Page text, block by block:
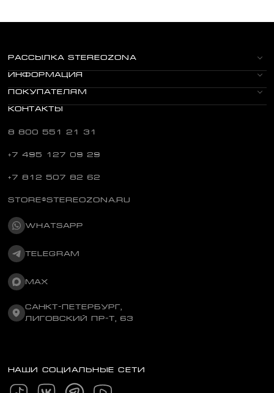
РАССЫЛКА STEREOZONA
ИНФОРМАЦИЯ
ПОКУПАТЕЛЯМ
КОНТАКТЫ
8 800 551 21 31
+7 495 127 09 29
+7 812 507 82 62
STORE@STEREOZONA.RU
WHATSAPP
TELEGRAM
MAX
САНКТ-ПЕТЕРБУРГ,
ЛИГОВСКИЙ ПР-Т, 63
НАШИ СОЦИАЛЬНЫЕ СЕТИ